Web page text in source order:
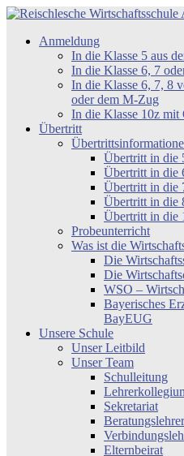
Zum
springen
Reischlesche
Wirtschaftsschule
Anmeldung
In die Klasse 5 aus
In die Klasse 6, 7
In die Klasse 6, 7, 8
oder dem M-Zug
In die Klasse 10z mit
Übertritt
Übertritt in die
Übertritt in die
Übertritt in die
Übertritt in die
Übertritt in die
Probeunterricht
Was ist die
Die
Die
WSO –
Bayerisches
BayEUG
Unsere Schule
Unser Leitbild
Unser Team
Schulleitung
Sekretariat
Beratungslehrer
Elternbeirat